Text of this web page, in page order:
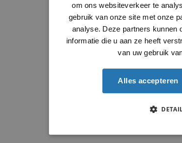
om ons websiteverkeer te
gebruik van onze site met onze
analyse. Deze partners kunnen
informatie die u aan ze heeft
van uw gebruik
Alles accepteren